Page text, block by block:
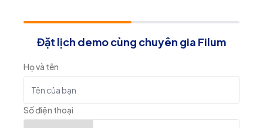
Đặt lịch demo cùng chuyên gia Filum
Họ và tên
Số điện thoại